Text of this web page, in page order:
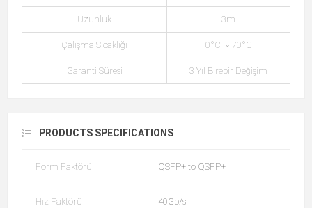
Uzunluk 3m
Çalışma Sıcaklığı 0°C ~ 70°C
Garanti Süresi 3 Yıl Birebir Değişim
PRODUCTS SPECIFICATIONS
Form Faktörü QSFP+ to QSFP+
Hız Faktörü 40Gb/s